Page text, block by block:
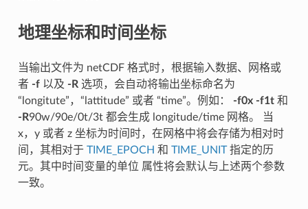
地理坐标和时间坐标
当输出文件为 netCDF 格式时，根据输入数据、网格或
者 -f以及 -R选项，会自动将输出坐标命名为
“longitute”，“lattitude” 或者 “time”。例如： -f0x -f1t和
-R90w/90e/0t/3t 都会生成 longitude/time 网格。 当
x，y 或者 z 坐标为时间时，在网格中将会存储为相对时
间，其相对于 TIME_EPOCH 和 TIME_UNIT指定的历
元。其中时间变量的单位 属性将会默认与上述两个参数
一致。